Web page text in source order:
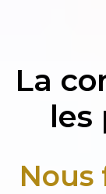
La
les
Nous